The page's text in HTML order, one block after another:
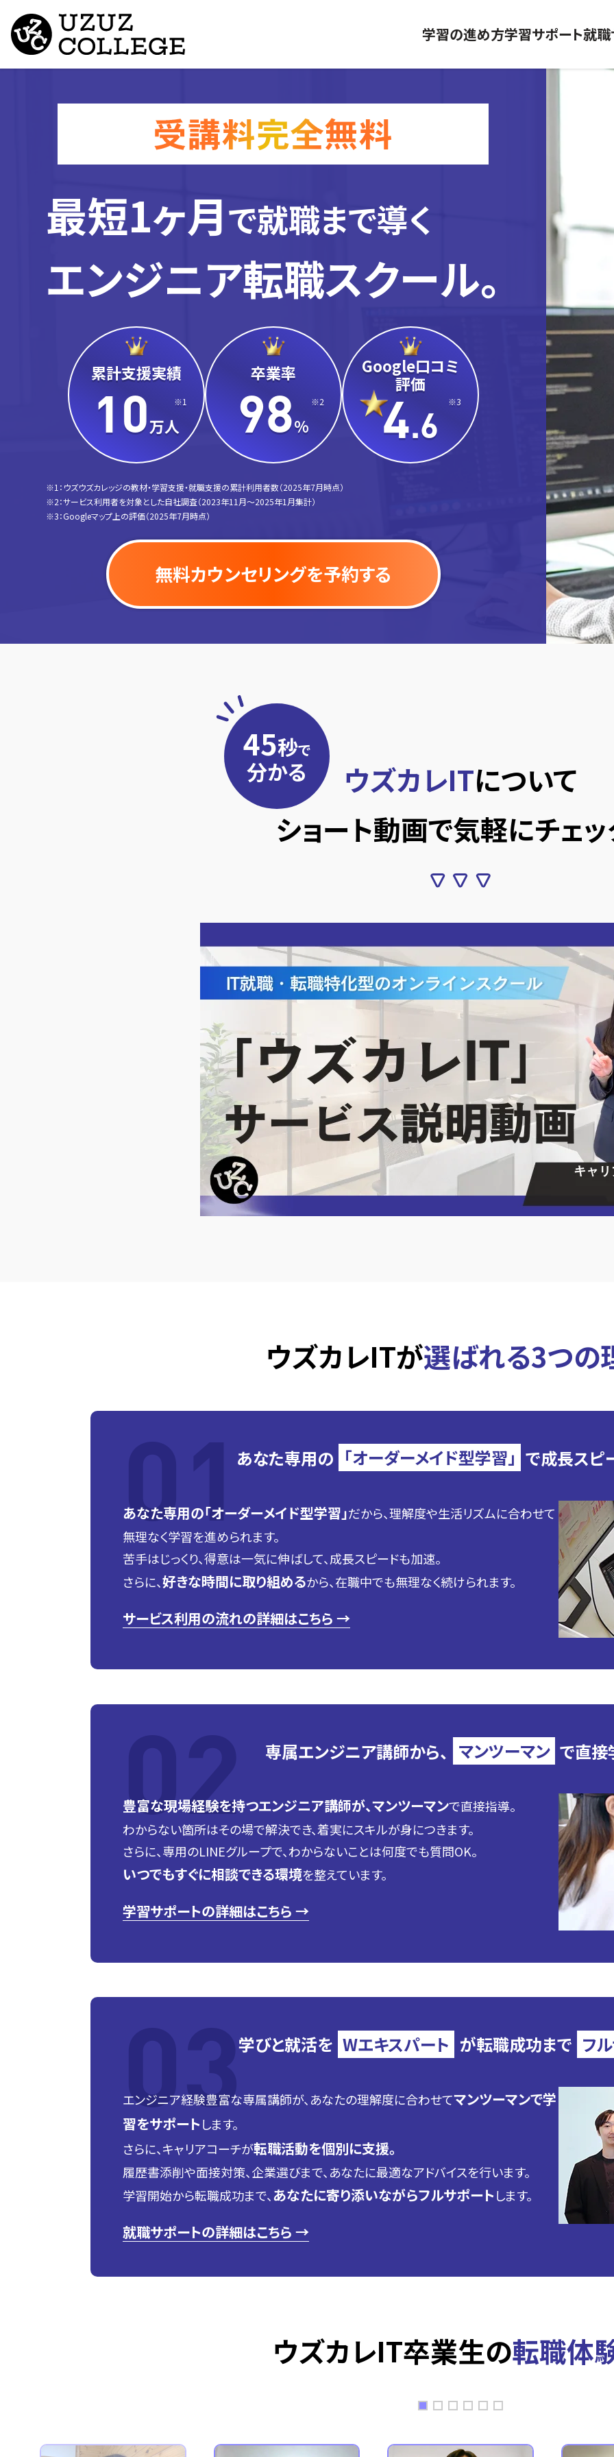
学習の進め方学習サポート就職
最短1ヶ月で就職まで導く
エンジニア転職スクール。
累計支援実績
10万人
※1
卒業率
98%
※2
Google口コミ
評価
4.6
※3
※1：ウズウズカレッジの教材・学習支援・就職支援の累計利用者数（2025年7月時点）
※2：サービス利用者を対象とした自社調査（2023年11月〜2025年1月集計）
※3：Googleマップ上の評価（2025年7月時点）
無料カウンセリングを予約する
45秒で
分かる ウズカレITについて
ショート動画で気軽にチェッ
ウズカレITが選ばれる3つの
あなた専用の 「オーダーメイド型学習」 で成長スピ
あなた専用の「オーダーメイド型学習」だから、理解度や生活リズムに合わせて
無理なく学習を進められます。
苦手はじっくり、得意は一気に伸ばして、成長スピードも加速。
さらに、好きな時間に取り組めるから、在職中でも無理なく続けられます。
サービス利用の流れの詳細はこちら →
専属エンジニア講師から、 マンツーマン で直接
豊富な現場経験を持つエンジニア講師が、マンツーマンで直接指導。
わからない箇所はその場で解決でき、着実にスキルが身につきます。
さらに、専用のLINEグループで、わからないことは何度でも質問OK。
いつでもすぐに相談できる環境を整えています。
学習サポートの詳細はこちら →
学びと就活を Wエキスパート が転職成功まで フ
エンジニア経験豊富な専属講師が、あなたの理解度に合わせてマンツーマンで学
習をサポートします。
さらに、キャリアコーチが転職活動を個別に支援。
履歴書添削や面接対策、企業選びまで、あなたに最適なアドバイスを行います。
学習開始から転職成功まで、あなたに寄り添いながらフルサポートします。
就職サポートの詳細はこちら →
ウズカレIT卒業生の転職体